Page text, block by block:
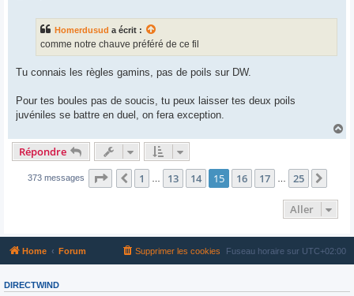
Homerdusud a écrit :
comme notre chauve préféré de ce fil
Tu connais les règles gamins, pas de poils sur DW.
Pour tes boules pas de soucis, tu peux laisser tes deux poils
juvéniles se battre en duel, on fera exception.
a
Répondre
373 messages Page 15 sur 25
Précédent
1 13 14 15 16 17 25
Aller
Home Forum Fuseau horaire sur UTC+02:00
Supprimer les cookies
DIRECTWIND